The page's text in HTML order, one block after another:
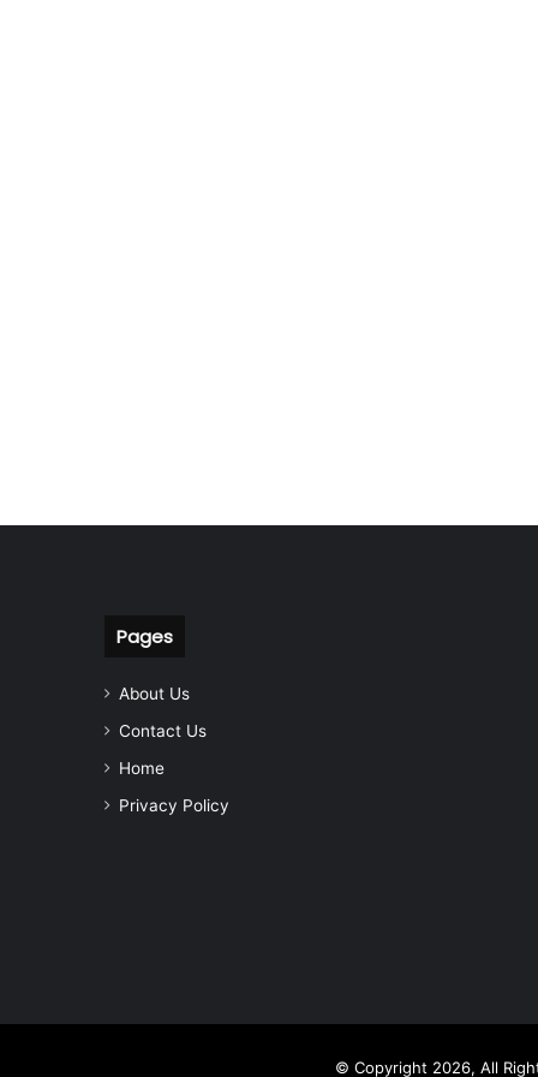
Pages
About Us
Contact Us
Home
Privacy Policy
© Copyright 2026, All